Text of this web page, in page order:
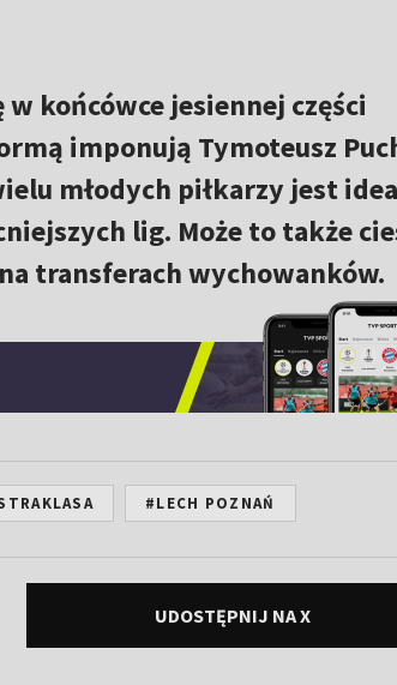
końcówce jesiennej części
imponują Tymoteusz
młodych piłkarzy jest
lig. Może to także
transferach wychowanków.
#LECH POZNAŃ
UDOSTĘPNIJ NA X